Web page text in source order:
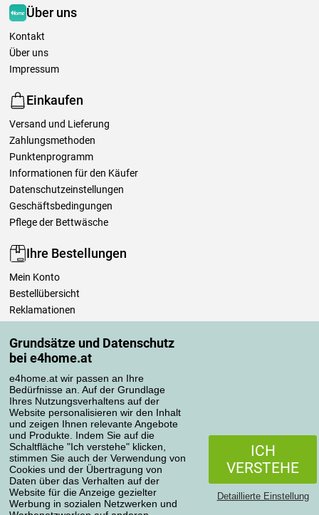
Grundsätze und Datenschutz
bei e4home.at
e4home.at wir passen an Ihre
Bedürfnisse an. Auf der Grundlage
Ihres Nutzungsverhaltens auf der
Website personalisieren wir den Inhalt
und zeigen Ihnen relevante Angebote
und Produkte. Indem Sie auf die
Schaltfläche "Ich verstehe" klicken,
stimmen Sie auch der Verwendung von
Cookies und der Übertragung von
Daten über das Verhalten auf der
Website für die Anzeige gezielter
Werbung in sozialen Netzwerken und
ICH
VERSTEHE
Detaillierte Einstellung
Über uns
Kontakt
Über uns
Impressum
Einkaufen
Versand und Lieferung
Zahlungsmethoden
Punktenprogramm
Informationen für den Käufer
Datenschutzeinstellungen
Geschäftsbedingungen
Pflege der Bettwäsche
Ihre Bestellungen
Mein Konto
Bestellübersicht
Reklamationen
Einfach mehr wissen
Richtlinien zur Verarbeitung von Bewertungen
Transportarten
Zahlungsmethoden